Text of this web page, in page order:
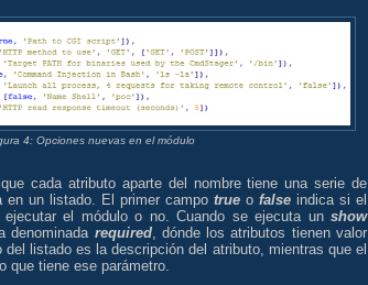
4: Opciones nuevas en el módulo
cada atributo aparte del nombre tiene una serie de
en un listado. El primer campo true o false indica si el
ejecutar el módulo o no. Cuando se ejecuta un show
denominada required, dónde los atributos tienen valor
del listado es la descripción del atributo, mientras que el
que tiene ese parámetro.